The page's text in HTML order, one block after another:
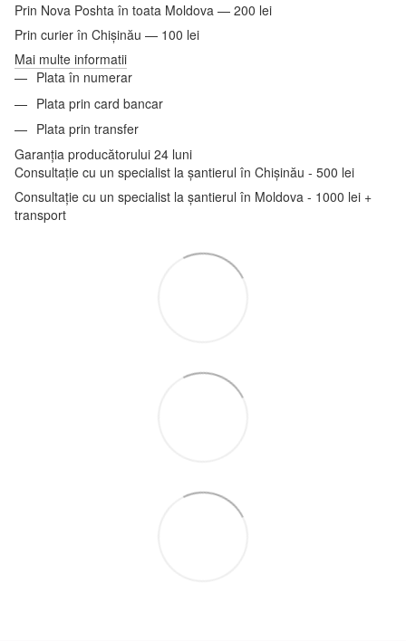
Prin Nova Poshta în toata Moldova — 200 lei
Prin curier în Chișinău — 100 lei
Mai multe informatii
Plata în numerar
Plata prin card bancar
Plata prin transfer
Garanția producătorului 24 luni
Consultație cu un specialist la șantierul în Chișinău - 500 lei
Consultație cu un specialist la șantierul în Moldova - 1000 lei +
transport